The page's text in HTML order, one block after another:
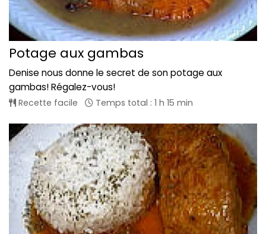
Potage aux gambas
Denise nous donne le secret de son potage aux
gambas! Régalez-vous!
Recette facile Temps total : 1 h 15 min